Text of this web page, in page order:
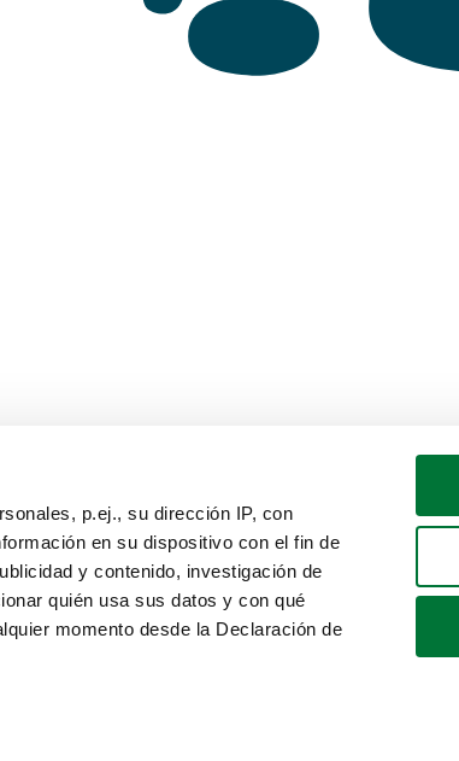
p.ej., su dirección IP, con
en su dispositivo con el fin de
y contenido, investigación de
quién usa sus datos y con qué
momento desde la Declaración de